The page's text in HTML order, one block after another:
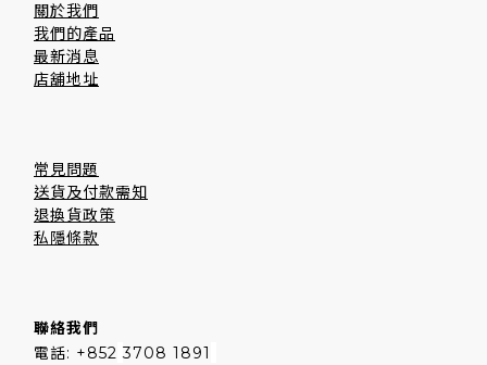
關於我們
我們的產品
最新消息
店舖地址
常見問題
送貨及付款需知
退換貨政策
私隱條款
聯絡我們
電話: +852 3708 1891